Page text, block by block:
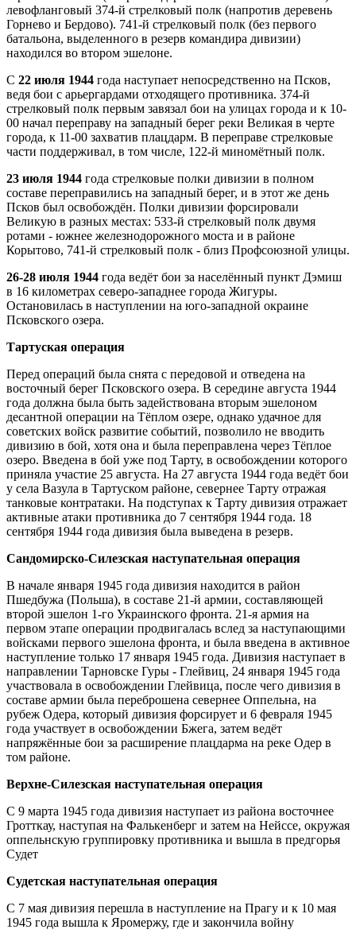
левофланговый 374-й стрелковый полк (напротив деревень
Горнево и Бердово). 741-й стрелковый полк (без первого
батальона, выделенного в резерв командира дивизии)
находился во втором эшелоне.
С 22 июля 1944 года наступает непосредственно на Псков,
ведя бои с арьергардами отходящего противника. 374-й
стрелковый полк первым завязал бои на улицах города и к 10-
00 начал переправу на западный берег реки Великая в черте
города, к 11-00 захватив плацдарм. В переправе стрелковые
части поддерживал, в том числе, 122-й миномётный полк.
23 июля 1944 года стрелковые полки дивизии в полном
составе переправились на западный берег, и в этот же день
Псков был освобождён. Полки дивизии форсировали
Великую в разных местах: 533-й стрелковый полк двумя
ротами - южнее железнодорожного моста и в районе
Корытово, 741-й стрелковый полк - близ Профсоюзной улицы.
26-28 июля 1944 года ведёт бои за населённый пункт Дэмиш
в 16 километрах северо-западнее города Жигуры.
Остановилась в наступлении на юго-западной окраине
Псковского озера.
Тартуская операция
Перед операций была снята с передовой и отведена на
восточный берег Псковского озера. В середине августа 1944
года должна была быть задействована вторым эшелоном
десантной операции на Тёплом озере, однако удачное для
советских войск развитие событий, позволило не вводить
дивизию в бой, хотя она и была переправлена через Тёплое
озеро. Введена в бой уже под Тарту, в освобождении которого
приняла участие 25 августа. На 27 августа 1944 года ведёт бои
у села Вазула в Тартуском районе, севернее Тарту отражая
танковые контратаки. На подступах к Тарту дивизия отражает
активные атаки противника до 7 сентября 1944 года. 18
сентября 1944 года дивизия была выведена в резерв.
Сандомирско-Силезская наступательная операция
В начале января 1945 года дивизия находится в район
Пшедбужа (Польша), в составе 21-й армии, составляющей
второй эшелон 1-го Украинского фронта. 21-я армия на
первом этапе операции продвигалась вслед за наступающими
войсками первого эшелона фронта, и была введена в активное
наступление только 17 января 1945 года. Дивизия наступает в
направлении Тарновске Гуры - Глейвиц, 24 января 1945 года
участвовала в освобождении Глейвица, после чего дивизия в
составе армии была переброшена севернее Оппельна, на
рубеж Одера, который дивизия форсирует и 6 февраля 1945
года участвует в освобождении Бжега, затем ведёт
напряжённые бои за расширение плацдарма на реке Одер в
том районе.
Верхне-Силезская наступательная операция
С 9 марта 1945 года дивизия наступает из района восточнее
Гротткау, наступая на Фалькенберг и затем на Нейссе, окружая
оппельнскую группировку противника и вышла в предгорья
Судет
Судетская наступательная операция
С 7 мая дивизия перешла в наступление на Прагу и к 10 мая
1945 года вышла к Яромержу, где и закончила войну